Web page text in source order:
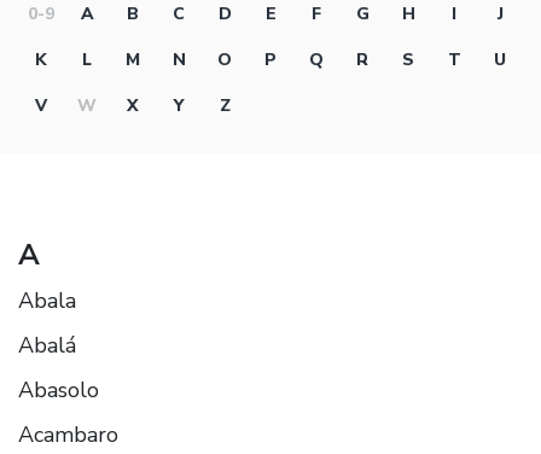
0-9 A B C D E F G H I
J
K
L M N O P Q R S T
U
V
W X Y Z
A
Abala
Abalá
Abasolo
Acambaro